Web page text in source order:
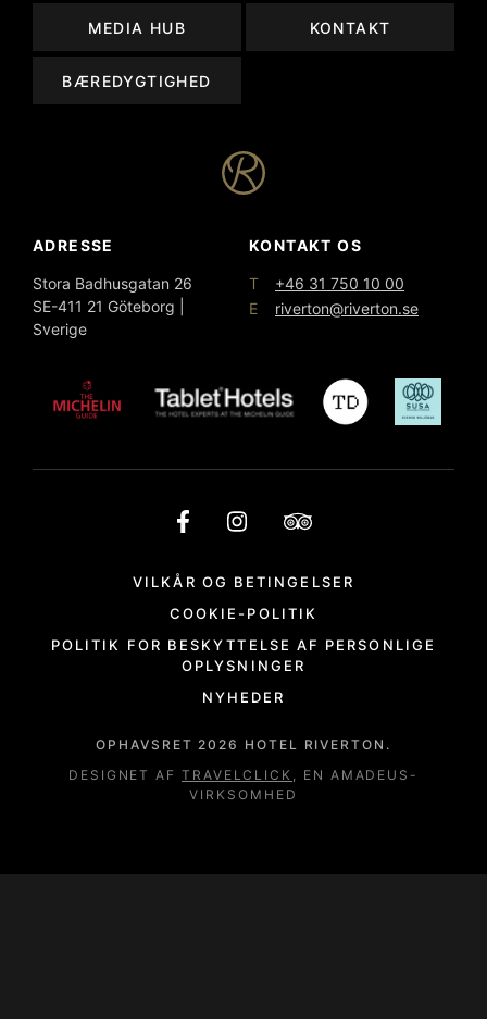
MEDIA HUB KONTAKT
BÆREDYGTIGHED
ADRESSE
Stora Badhusgatan 26
SE-411 21 Göteborg |
Sverige
KONTAKT OS
T
+46 31 750 10 00
E
riverton@riverton.se
VILKÅR OG BETINGELSER
COOKIE-POLITIK
POLITIK FOR BESKYTTELSE AF PERSONLIGE
OPLYSNINGER
NYHEDER
OPHAVSRET2026 HOTEL RIVERTON.
DESIGNET AF TRAVELCLICK , EN AMADEUS-
VIRKSOMHED